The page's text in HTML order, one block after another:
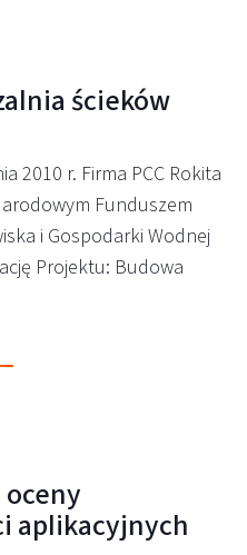
ścieków
2010 r. Firma PCC Rokita
Funduszem
i Gospodarki Wodnej
Projektu: Budowa
aplikacyjnych